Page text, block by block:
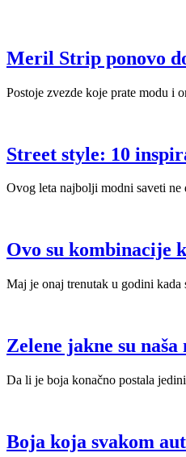
Meril Strip ponovo
Postoje zvezde koje prate modu i
Street style: 10
Ovog leta najbolji modni saveti
Ovo su kombinacije
Maj je onaj trenutak u godini kada
Zelene jakne su
Da li je boja konačno postala
Boja koja svakom